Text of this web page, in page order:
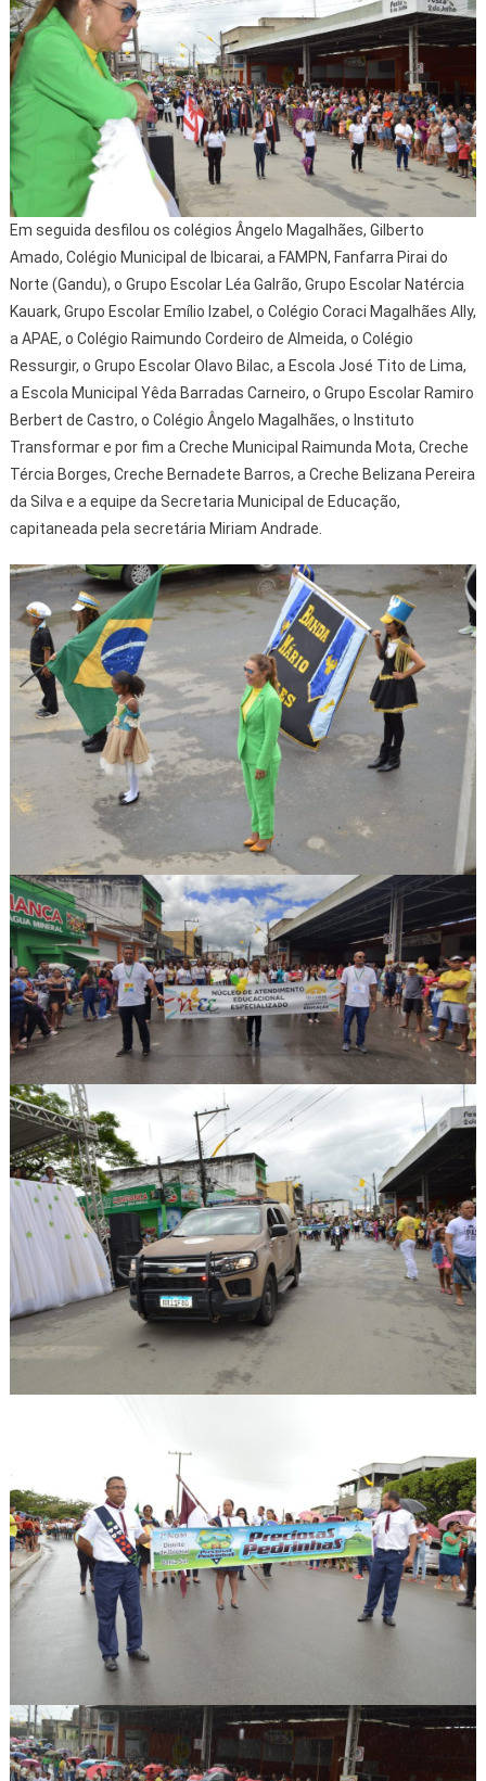
Em seguida desfilou os colégios Ângelo Magalhães, Gilberto
Amado, Colégio Municipal de Ibicarai, a FAMPN, Fanfarra Pirai do
Norte (Gandu), o Grupo Escolar Léa Galrão, Grupo Escolar Natércia
Kauark, Grupo Escolar Emílio Izabel, o Colégio Coraci Magalhães Ally,
a APAE, o Colégio Raimundo Cordeiro de Almeida, o Colégio
Ressurgir, o Grupo Escolar Olavo Bilac, a Escola José Tito de Lima,
a Escola Municipal Yêda Barradas Carneiro, o Grupo Escolar Ramiro
Berbert de Castro, o Colégio Ângelo Magalhães, o Instituto
Transformar e por fim a Creche Municipal Raimunda Mota, Creche
Tércia Borges, Creche Bernadete Barros, a Creche Belizana Pereira
da Silva e a equipe da Secretaria Municipal de Educação,
capitaneada pela secretária Miriam Andrade.